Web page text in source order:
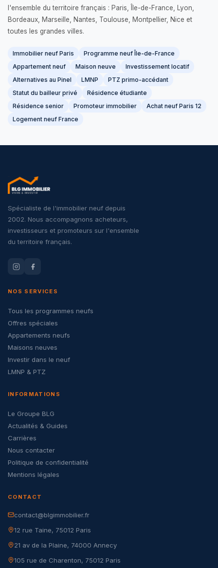
l'ensemble du territoire français : Paris, Île-de-France, Lyon,
Bordeaux, Marseille, Nantes, Toulouse, Montpellier, Nice et
toutes les grandes villes.
Immobilier neuf Paris
Programme neuf Île-de-France
Appartement neuf
Maison neuve
Investissement locatif
Alternatives au Pinel
LMNP
PTZ primo-accédant
Statut du bailleur privé
Résidence étudiante
Résidence senior
Promoteur immobilier
Achat neuf Paris 12
Logement neuf France
Spécialiste de l'immobilier neuf depuis
2002. Nous accompagnons acheteurs,
investisseurs et promoteurs sur l'ensemble
du territoire français.
NOS SERVICES
Tous les programmes neufs
Offres spéciales
Appartements neufs
Maisons neuves
Investir dans le neuf
LMNP & PTZ
INFORMATIONS
Le Groupe BLG
Actualités & Guides
Carrières
Nous contacter
Politique de confidentialité
Mentions légales
CONTACT
contact@blgimmobilier.fr
12 rue Taine, 75012 Paris
21 av de la Plaine, 74000 Annecy
105 rue de Charenton, 75012 Paris